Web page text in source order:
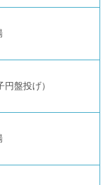
盤投げ）